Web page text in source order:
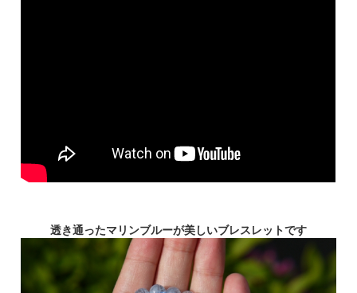
透き通ったマリンブルーが美しいブレスレットです